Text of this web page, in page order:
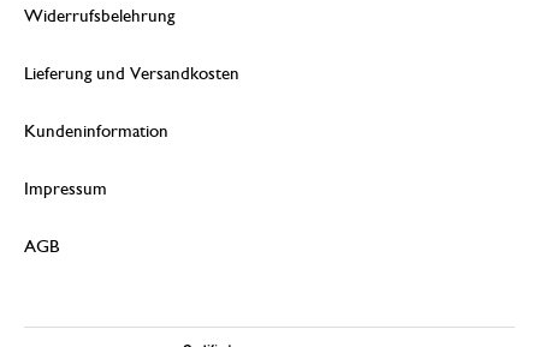
Widerrufsbelehrung
Lieferung und Versandkosten
Kundeninformation
Impressum
AGB